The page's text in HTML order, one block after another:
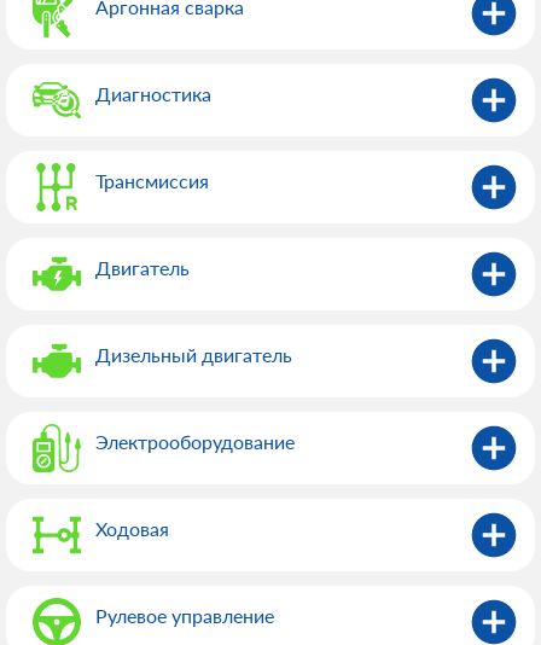
Аргонная сварка
Диагностика
Трансмиссия
Двигатель
Дизельный двигатель
Электрооборудованиe
Ходовая
Рулевое управление